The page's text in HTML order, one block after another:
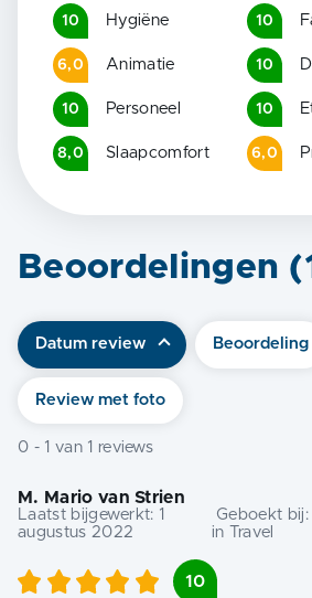
10 Hygiëne 10
6,0 Animatie 10
10 Personeel 10
8,0 Slaapcomfort 6,0
Beoordelingen (1
Datum review Beoordeling
Review met foto
0 - 1 van 1 reviews
M. Mario van Strien
Laatst bijgewerkt: 1
augustus 2022
Geboekt bij:
in Travel
10